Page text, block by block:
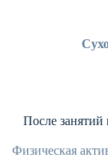
После занятий
Физическая